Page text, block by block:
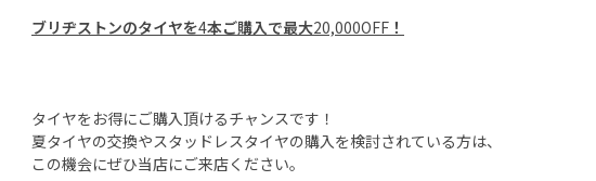
ブリヂストンのタイヤを4本ご購入で最大20,000OFF ！
タイヤをお得にご購入頂けるチャンスです！
夏タイヤの交換やスタッドレスタイヤの購入を検討されている方は、
この機会にぜひ当店にご来店ください。